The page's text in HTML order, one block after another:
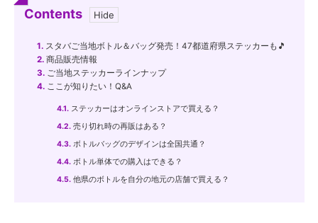
Contents
1.スタバご当地ボトル＆バッグ発売！47都道府県ステッカーも🎵
2.商品販売情報
3.ご当地ステッカーラインナップ
4.ここが知りたい！Q&A
4.1.ステッカーはオンラインストアで買える？
4.2.売り切れ時の再販はある？
4.3.ボトルバッグのデザインは全国共通？
4.4.ボトル単体での購入はできる？
4.5.他県のボトルを自分の地元の店舗で買える？